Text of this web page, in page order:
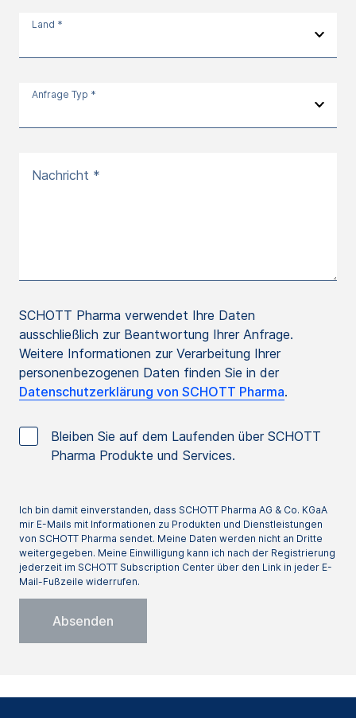
Land *
Anfrage Typ *
Nachricht *
SCHOTT Pharma verwendet Ihre Daten
ausschließlich zur Beantwortung Ihrer Anfrage.
Weitere Informationen zur Verarbeitung Ihrer
personenbezogenen Daten finden Sie in der
Datenschutzerklärung von SCHOTT Pharma.
Bleiben Sie auf dem Laufenden über SCHOTT
Pharma Produkte und Services.
Ich bin damit einverstanden, dass SCHOTT Pharma AG & Co. KGaA
mir E-Mails mit Informationen zu Produkten und Dienstleistungen
von SCHOTT Pharma sendet. Meine Daten werden nicht an Dritte
weitergegeben. Meine Einwilligung kann ich nach der Registrierung
jederzeit im SCHOTT Subscription Center über den Link in jeder E-
Mail-Fußzeile widerrufen.